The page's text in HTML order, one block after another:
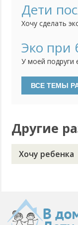
получает
девочки – не
Дети
Хочу сделать
обыкновенных
и будущей маме
нарушение...
Эко при
У моей подруги
не находят
думаете,
Другие
Хочу ребенка